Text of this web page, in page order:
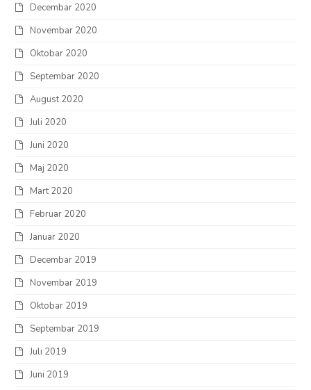
Decembar 2020
Novembar 2020
Oktobar 2020
Septembar 2020
August 2020
Juli 2020
Juni 2020
Maj 2020
Mart 2020
Februar 2020
Januar 2020
Decembar 2019
Novembar 2019
Oktobar 2019
Septembar 2019
Juli 2019
Juni 2019